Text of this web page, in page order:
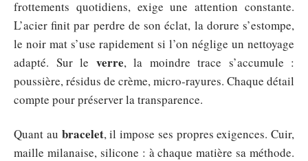
frottements quotidiens, exige une attention constante.
L’acier finit par perdre de son éclat, la dorure s’estompe,
le noir mat s’use rapidement si l’on néglige un nettoyage
adapté. Sur le verre, la moindre trace s’accumule :
poussière, résidus de crème, micro-rayures. Chaque détail
compte pour préserver la transparence.
Quant au bracelet, il impose ses propres exigences. Cuir,
maille milanaise, silicone : à chaque matière sa méthode.